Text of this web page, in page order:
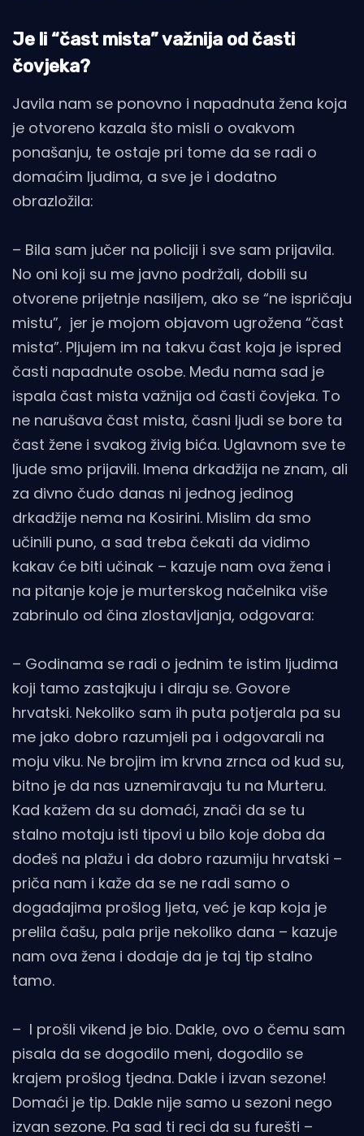
Je li “čast mista” važnija od časti
čovjeka?
Javila nam se ponovno i napadnuta žena koja
je otvoreno kazala što misli o ovakvom
ponašanju, te ostaje pri tome da se radi o
domaćim ljudima, a sve je i dodatno
obrazložila:
– Bila sam jučer na policiji i sve sam prijavila.
No oni koji su me javno podržali, dobili su
otvorene prijetnje nasiljem, ako se “ne ispričaju
mistu”, jer je mojom objavom ugrožena “čast
mista”. Pljujem im na takvu čast koja je ispred
časti napadnute osobe. Među nama sad je
ispala čast mista važnija od časti čovjeka. To
ne narušava čast mista, časni ljudi se bore ta
čast žene i svakog živig bića. Uglavnom sve te
ljude smo prijavili. Imena drkadžija ne znam, ali
za divno čudo danas ni jednog jedinog
drkadžije nema na Kosirini. Mislim da smo
učinili puno, a sad treba čekati da vidimo
kakav će biti učinak – kazuje nam ova žena i
na pitanje koje je murterskog načelnika više
zabrinulo od čina zlostavljanja, odgovara:
– Godinama se radi o jednim te istim ljudima
koji tamo zastajkuju i diraju se. Govore
hrvatski. Nekoliko sam ih puta potjerala pa su
me jako dobro razumjeli pa i odgovarali na
moju viku. Ne brojim im krvna zrnca od kud su,
bitno je da nas uznemiravaju tu na Murteru.
Kad kažem da su domaći, znači da se tu
stalno motaju isti tipovi u bilo koje doba da
dođeš na plažu i da dobro razumiju hrvatski –
priča nam i kaže da se ne radi samo o
događajima prošlog ljeta, već je kap koja je
prelila čašu, pala prije nekoliko dana – kazuje
nam ova žena i dodaje da je taj tip stalno
tamo.
– I prošli vikend je bio. Dakle, ovo o čemu sam
pisala da se dogodilo meni, dogodilo se
krajem prošlog tjedna. Dakle i izvan sezone!
Domaći je tip. Dakle nije samo u sezoni nego
izvan sezone. Pa sad ti reci da su furešti –